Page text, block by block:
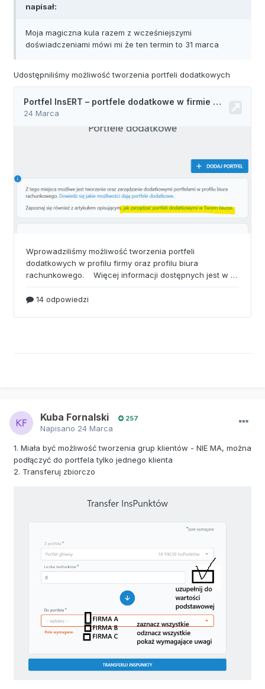
napisał:
Moja magiczna kula razem z wcześniejszymi
doświadczeniami mówi mi że ten termin to 31 marca
Udostępniliśmy możliwość tworzenia portfeli dodatkowych
Kuba Fornalski 257
Napisano 24 Marca
1. Miała być możliwość tworzenia grup klientów - NIE MA, można
podłączyć do portfela tylko jednego klienta
2. Transferuj zbiorczo